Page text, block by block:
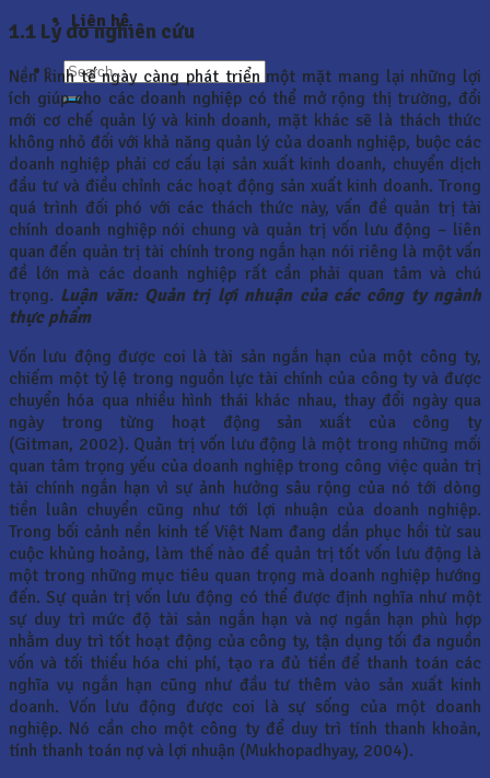
Liên hệ
1.1 Lý do nghiên cứu
Nền kinh tế ngày càng phát triển một mặt mang lại những lợi
ích giúp cho các doanh nghiệp có thể mở rộng thị trường, đổi
mới cơ chế quản lý và kinh doanh, mặt khác sẽ là thách thức
không nhỏ đối với khả năng quản lý của doanh nghiệp, buộc các
doanh nghiệp phải cơ cấu lại sản xuất kinh doanh, chuyển dịch
đầu tư và điều chỉnh các hoạt động sản xuất kinh doanh. Trong
quá trình đối phó với các thách thức này, vấn đề quản trị tài
chính doanh nghiệp nói chung và quản trị vốn lưu động – liên
quan đến quản trị tài chính trong ngắn hạn nói riêng là một vấn
đề lớn mà các doanh nghiệp rất cần phải quan tâm và chú
trọng. Luận văn: Quản trị lợi nhuận của các công ty ngành
thực phẩm
Vốn lưu động được coi là tài sản ngắn hạn của một công ty,
chiếm một tỷ lệ trong nguồn lực tài chính của công ty và được
chuyển hóa qua nhiều hình thái khác nhau, thay đổi ngày qua
ngày trong từng hoạt động sản xuất của công ty
(Gitman, 2002). Quản trị vốn lưu động là một trong những mối
quan tâm trọng yếu của doanh nghiệp trong công việc quản trị
tài chính ngắn hạn vì sự ảnh hưởng sâu rộng của nó tới dòng
tiền luân chuyển cũng như tới lợi nhuận của doanh nghiệp.
Trong bối cảnh nền kinh tế Việt Nam đang dần phục hồi từ sau
cuộc khủng hoảng, làm thế nào để quản trị tốt vốn lưu động là
một trong những mục tiêu quan trọng mà doanh nghiệp hướng
đến. Sự quản trị vốn lưu động có thể được định nghĩa như một
sự duy trì mức độ tài sản ngắn hạn và nợ ngắn hạn phù hợp
nhằm duy trì tốt hoạt động của công ty, tận dụng tối đa nguồn
vốn và tối thiểu hóa chi phí, tạo ra đủ tiền để thanh toán các
nghĩa vụ ngắn hạn cũng như đầu tư thêm vào sản xuất kinh
doanh. Vốn lưu động được coi là sự sống của một doanh
nghiệp. Nó cần cho một công ty để duy trì tính thanh khoản,
tính thanh toán nợ và lợi nhuận (Mukhopadhyay, 2004).